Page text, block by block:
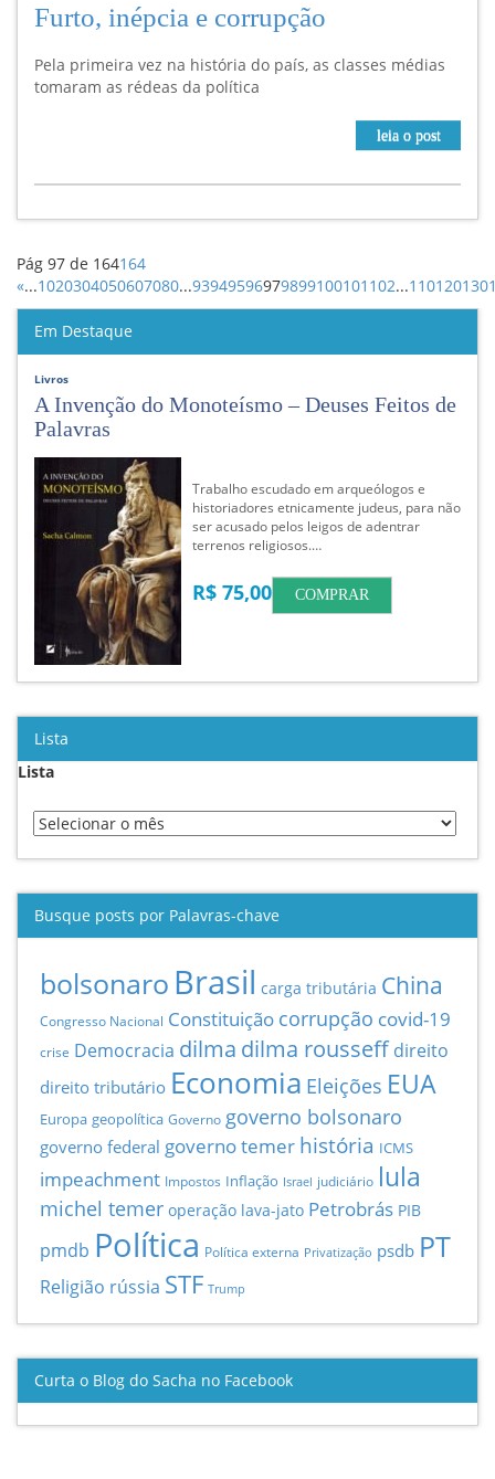
Furto, inépcia e corrupção
Pela primeira vez na história do país, as classes médias
tomaram as rédeas da política
leia o post
Pág 97 de 164164
«...1020304050607080...93949596979899100101 102...110120130
Em Destaque
Livros
A Invenção do Monoteísmo – Deuses Feitos de
Palavras
Trabalho escudado em arqueólogos e
historiadores etnicamente judeus, para não
ser acusado pelos leigos de adentrar
terrenos religiosos.…
R$ 75,00 COMPRAR
Lista
Lista
Busque posts por Palavras-chave
bolsonaro Brasil carga tributária China
Congresso Nacional Constituição corrupção covid-19
crise Democracia dilma dilma rousseff direito
direito tributário Economia Eleições EUA
Europa geopolítica Governo governo bolsonaro
governo federal governo temer história ICMS
impeachment Impostos Inflação Israel judiciário lula
michel temer operação lava-jato Petrobrás PIB
pmdb Política Política externa Privatização psdb PT
Religião rússia STF Trump
Curta o Blog do Sacha no Facebook